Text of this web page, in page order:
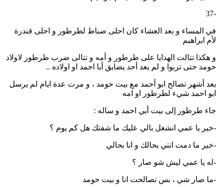
-37
في المساء و بعد العشاء كان احلى صباط لطرطور و احلى قندرة
لأم ابراهيم
و هكذا تتالت الهدايا على طرطور و أمه و تتالى ضرب طرطور لاولاد
حومد حتى تربوا و لم يعد أحد يضايق أبا احمد او اولاده ..
بعد أشهر تصالح ابو أحمد مع بيت حومد ، و مرت عدة ايام لم يرسل
ابو احمد شيء لطرطور او امه
جاء طرطور إلى بيت أبي احمد و ساله :
-خير يا عمي انشغل بالي عليك ما شفتك هل كم يوم ؟
-خير ما دمت انتي بحالك و انا بحالي
-له يا عمي ليش شو صار ؟
-ما صار شي ، بس تصالحت انا و بيت حومد